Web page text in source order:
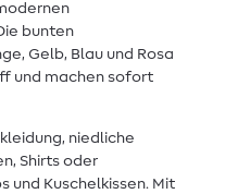
bunten
Gelb, Blau und Rosa
und machen sofort
niedliche
Shirts oder
und Kuschelkissen. Mit